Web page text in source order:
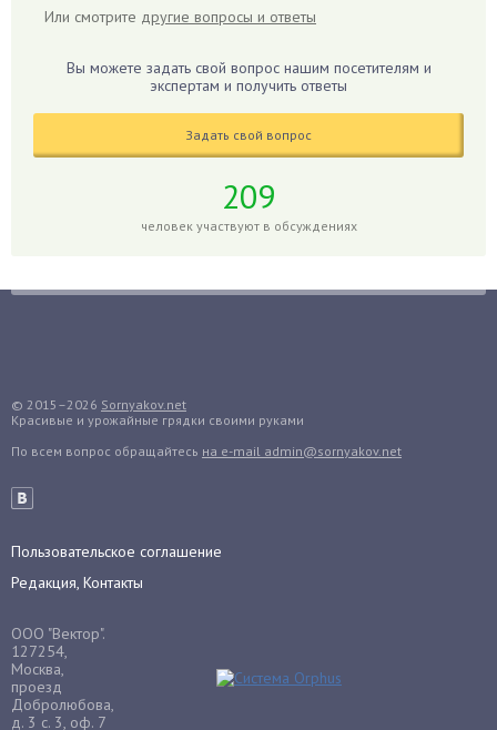
Герань
Гиппеаструм
Гладиолусы
Груша
Груши
Грядки
Дайкон
Декабрист
Дендробиум
Денежное дерево
Диффенбахия
Или смотрите другие вопросы и ответы
Вы можете задать свой вопрос нашим посетителям и
экспертам и получить ответы
Задать свой вопрос
209
человек участвуют в обсуждениях
© 2015–2026 Sornyakov.net
Красивые и урожайные грядки своими руками
По всем вопрос обращайтесь на e-mail admin@sornyakov.net
Пользовательское соглашение
Редакция, Контакты
ООО "Вектор".
127254,
Москва,
проезд
Добролюбова,
д. 3 с. 3, оф. 7